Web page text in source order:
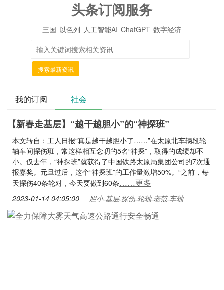
头条订阅服务
三国 以色列 人工智能AI ChatGPT 数字经济
搜索最新资讯
我的订阅 社会
【新春走基层】“越干越胆小”的“神探班”
本文转自：工人日报“真是越干越胆小了……”在太原北车辆段轮
轴车间探伤班，常这样相互念叨的5名“神探”，取得的成绩却不
小。仅去年，“神探班”就获得了中国铁路太原局集团公司的7次通
报嘉奖。元旦过后，这个“神探班”的工作量激增50%。“之前，每
天探伤40条轮对，今天要做到60条……更多
2023-01-14 04:05:00 胆小,基层,探伤,轮轴,老范,车轴